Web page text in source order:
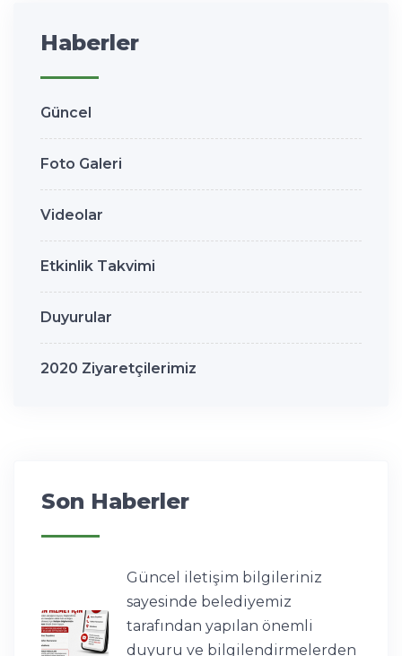
Haberler
Güncel
Foto Galeri
Videolar
Etkinlik Takvimi
Duyurular
2020 Ziyaretçilerimiz
Son Haberler
Güncel iletişim bilgileriniz
sayesinde belediyemiz
tarafından yapılan önemli
duyuru ve bilgilendirmelerden